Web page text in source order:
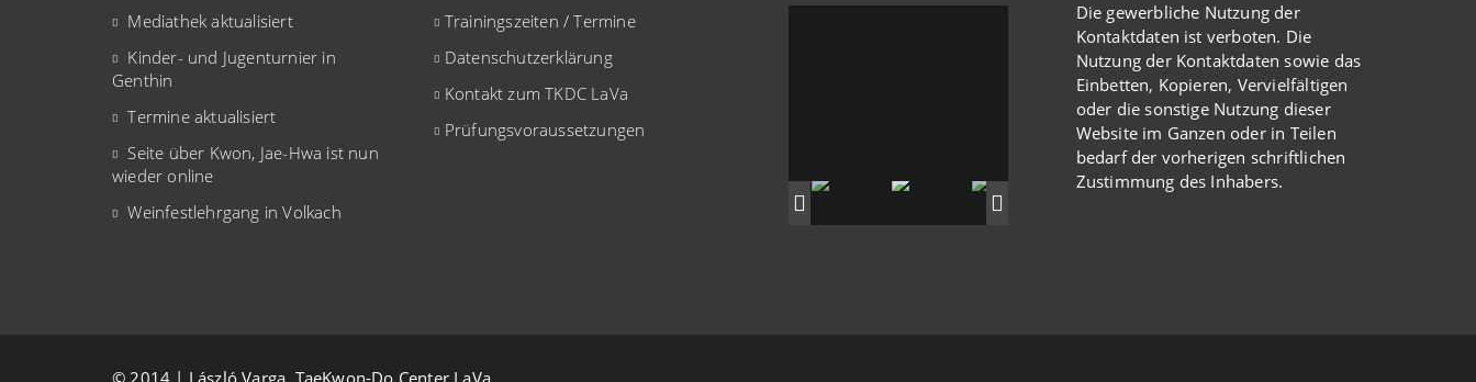
Mediathek aktualisiert
Kinder- und Jugenturnier in
Genthin
Termine aktualisiert
Seite über Kwon, Jae-Hwa ist nun
wieder online
Weinfestlehrgang in Volkach
Trainingszeiten / Termine
Datenschutzerklärung
Kontakt zum TKDC LaVa
Prüfungsvoraussetzungen
Die gewerbliche Nutzung der
Kontaktdaten ist verboten. Die
Nutzung der Kontaktdaten sowie das
Einbetten, Kopieren, Vervielfältigen
oder die sonstige Nutzung dieser
Website im Ganzen oder in Teilen
bedarf der vorherigen schriftlichen
Zustimmung des Inhabers.
© 2014 | László Varga, TaeKwon-Do Center LaVa